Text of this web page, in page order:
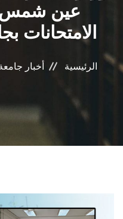
عين شمس
الرئيسية أخبار